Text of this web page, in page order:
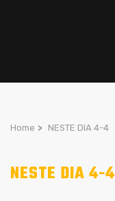
Home > NESTE DIA 4-4
NESTE DIA 4-4